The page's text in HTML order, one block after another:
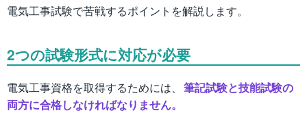
電気工事試験で苦戦するポイントを解説します。
2つの試験形式に対応が必要
電気工事資格を取得するためには、 筆記試験と技能試験の
両方に合格しなければなりません。